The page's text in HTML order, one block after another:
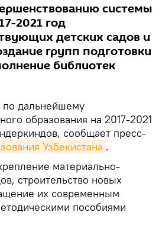
системы
2021 год
детских садов и
групп подготовки
библиотек
дальнейшему
образования на 2017-2021
сообщает пресс-
Узбекистана .
материально-
строительство новых
их современным
пособиями